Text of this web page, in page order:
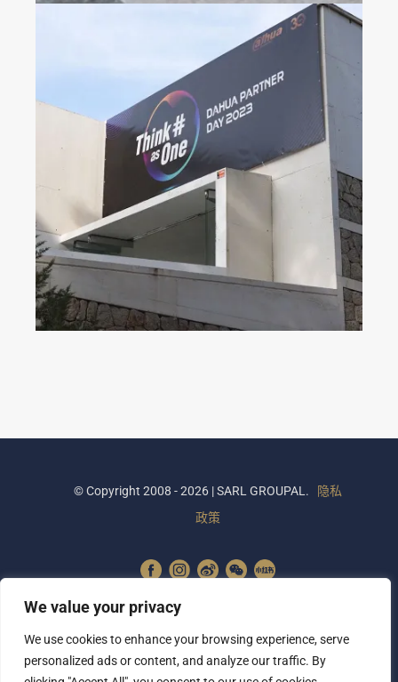
We value your privacy
We use cookies to enhance your browsing experience, serve
personalized ads or content, and analyze our traffic. By
2023大华科技客户活动
日
© Copyright 2008 - 2026 | SARL GROUPAL.
隐私
政策